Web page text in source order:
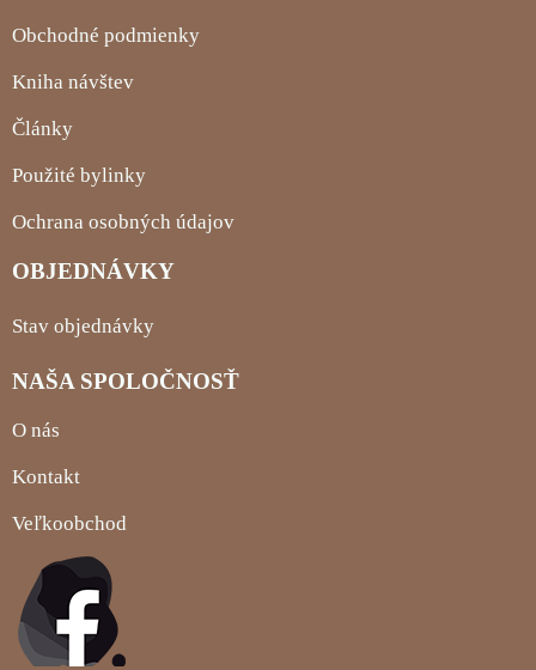
Obchodné podmienky
Kniha návštev
Články
Použité bylinky
Ochrana osobných údajov
OBJEDNÁVKY
Stav objednávky
NAŠA SPOLOČNOSŤ
O nás
Kontakt
Veľkoobchod